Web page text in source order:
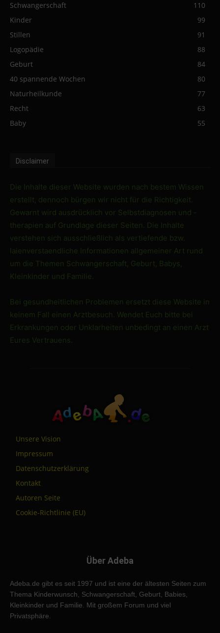
Schwangerschaft
110
Kinder
99
Stillen
91
Logopädie
88
Geburt
84
40 spannende Wochen
80
Naturheilkunde
77
Recht
63
Baby
55
Disclaimer
Die Inhalte dieser Website wurden nach bestem Wissen
erstellt, dennoch bürgen wir nicht für die Richtigkeit.
Gewarnt wird ausdrücklich vor Selbstdiagnosen und -
therapien auf Grundlage dieser Seiten. Die Inhalte
verstehen sich ausschließlich als vertiefende bzw.
laienverstaendliche Informationen allgemeiner Art rund
um die Themen Schwangerschaft, Geburt, Babys,
Kleinkinder und Familie.
Bei gesundheitlichen Problemen ersetzt diese Website in
keinem Fall einen Arztbesuch. Wendet Euch bitte bei
Erkrankungen oder Unklarheiten unbedingt an einen Arzt
Eures Vertrauens.
Unsere Vision
Impressum
Datenschutzerklärung
Kontakt
Autoren Seite
Cookie-Richtlinie (EU)
Über Adeba
Adeba.de gibt es seit 1997 und ist eine der ältesten Seiten zum
Thema Kinderwunsch, Schwangerschaft, Geburt, Babies,
Kleinkinder und Familie. Mit großem Forum und viel
Privatsphäre.